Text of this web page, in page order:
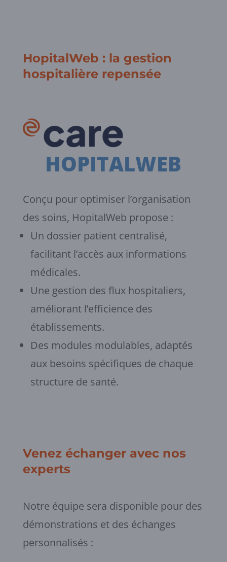
HopitalWeb : la gestion
hospitalière repensée
HOPITALWEB
Conçu pour optimiser l’organisation
des soins, HopitalWeb propose :
Un dossier patient centralisé,
facilitant l’accès aux informations
médicales.
Une gestion des flux hospitaliers,
améliorant l’efficience des
établissements.
Des modules modulables, adaptés
aux besoins spécifiques de chaque
structure de santé.
Venez échanger avec nos
experts
Notre équipe sera disponible pour des
démonstrations et des échanges
personnalisés :